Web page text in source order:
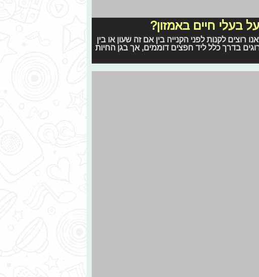
שהתחילו מהגראג'